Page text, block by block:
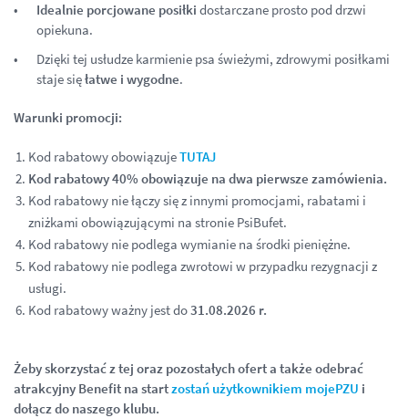
Idealnie porcjowane posiłki dostarczane prosto pod drzwi
opiekuna.
Dzięki tej usłudze karmienie psa świeżymi, zdrowymi posiłkami
staje sięłatwe i wygodne.
Warunki promocji:
Kod rabatowy obowiązujeTUTAJ
Kod rabatowy 40% obowiązuje na dwa pierwsze zamówienia.
Kod rabatowy nie łączy się z innymi promocjami, rabatami i
zniżkami obowiązującymi na stronie PsiBufet.
Kod rabatowy nie podlega wymianie na środki pieniężne.
Kod rabatowy nie podlega zwrotowi w przypadku rezygnacji z
usługi.
Kod rabatowy ważny jest do31.08.2026 r.
Żeby skorzystać z tej oraz pozostałych ofert a także odebrać
atrakcyjny Benefit na startzostań użytkownikiem mojePZU i
dołącz do naszego klubu.